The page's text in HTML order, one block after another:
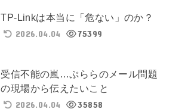
TP-Linkは本当に「危ない」のか？
2026.04.04
75399
受信不能の嵐…ぷららのメール問題
の現場から伝えたいこと
2026.04.04
35858